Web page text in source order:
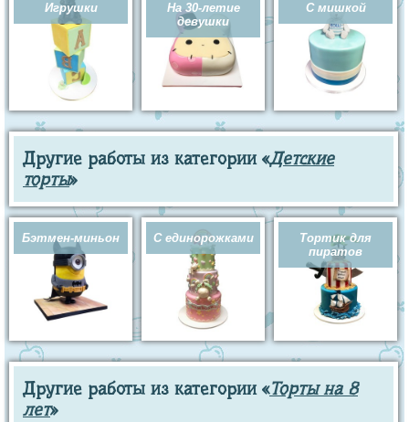
Игрушки
На 30-летие
девушки
С мишкой
Другие работы из категории «Детские
торты»
Бэтмен-миньон С единорожками
Тортик для
пиратов
Другие работы из категории «Торты на 8
лет»